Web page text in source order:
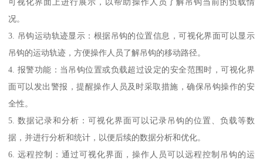
可视化界面上进行展示，以帮助操作人员了解吊钩当前的负载情
况。
3. 吊钩运动轨迹显示：根据吊钩的位置信息，可视化界面可以显示
吊钩的运动轨迹，方便操作人员了解吊钩的移动路径。
4. 报警功能：当吊钩位置或负载超过设定的安全范围时，可视化界
面可以发出警报，提醒操作人员及时采取措施，确保吊钩操作的安
全性。
5. 数据记录和分析：可视化界面可以记录吊钩的位置、负载等数
据，并进行分析和统计，以便后续的数据分析和优化。
6. 远程控制：通过可视化界面，操作人员可以远程控制吊钩的运